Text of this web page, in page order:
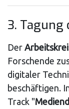
3. Tagung
Der
Forschende
digitaler
beschäftigen.
Track "